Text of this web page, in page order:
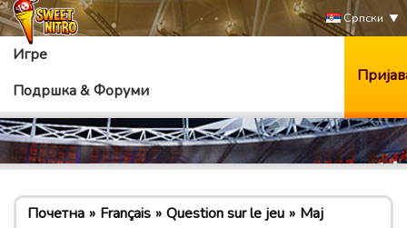
Српски
Игре
Подршка & Форуми
Почетна Français Question sur le jeu Maj